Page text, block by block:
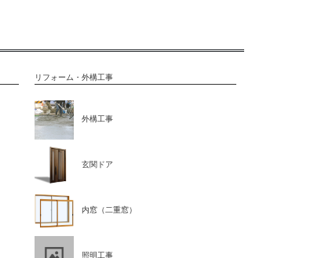
リフォーム・外構工事
外構工事
玄関ドア
内窓（二重窓）
照明工事